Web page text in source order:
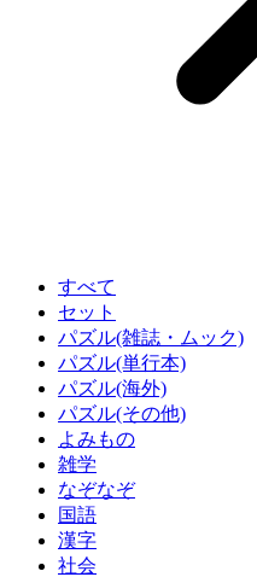
すべて
セット
パズル(雑誌・ムック)
パズル(単行本)
パズル(海外)
パズル(その他)
よみもの
雑学
なぞなぞ
国語
漢字
社会